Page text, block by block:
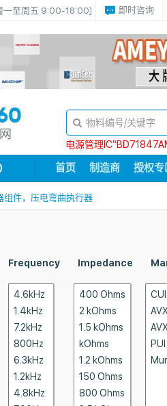
一至周五 9:00-18:00] 即时咨询
电源管理
首页 制造商 授权专
组件，压电弯曲执行器
Frequency Impedance